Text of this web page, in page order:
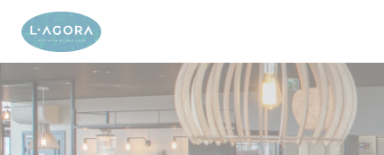
Cookie管理面板